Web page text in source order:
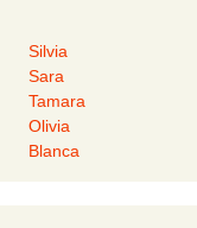
Silvia
Sara
Tamara
Olivia
Blanca